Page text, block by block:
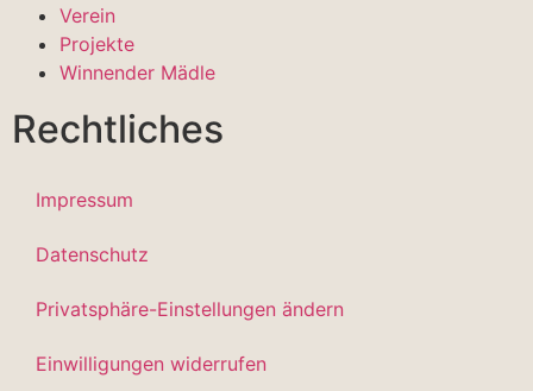
Verein
Projekte
Winnender Mädle
Rechtliches
Impressum
Datenschutz
Privatsphäre-Einstellungen ändern
Einwilligungen widerrufen